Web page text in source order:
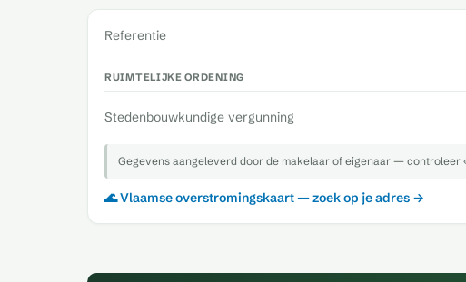
Referentie
RUIMTELIJKE ORDENING
Stedenbouwkundige vergunning
Gegevens aangeleverd door de makelaar of eigenaar — controleer
🌊 Vlaamse overstromingskaart — zoek op je adres →